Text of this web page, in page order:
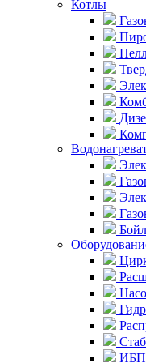
Котлы